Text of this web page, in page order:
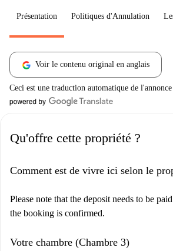
Présentation Politiques d'Annulation
Voir le contenu original en anglais
Ceci est une traduction automatique de l'annonce
Qu'offre cette propriété ?
Comment est de vivre ici selon le
Please note that the deposit needs to be
the booking is confirmed.
Votre chambre (Chambre 3)